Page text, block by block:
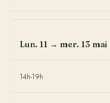
Lun. 11 → mer. 13 mai
14h-19h